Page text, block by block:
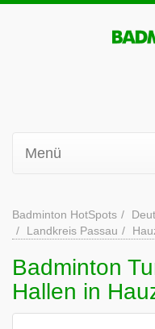
Menü
Badminton HotSpots
Landkreis Passau
Badminton
Hallen in